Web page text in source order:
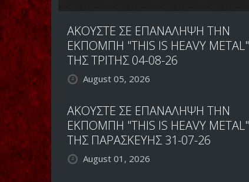
ΑΚΟΥΣΤΕ ΣΕ ΕΠΑΝΑΛΗΨΗ ΤΗΝ
ΕΚΠΟΜΠΗ "THIS IS HEAVY METAL"
ΤΗΣ ΤΡΙΤΗΣ 04-08-26
August 05, 2026
ΑΚΟΥΣΤΕ ΣΕ ΕΠΑΝΑΛΗΨΗ ΤΗΝ
ΕΚΠΟΜΠΗ "THIS IS HEAVY METAL"
ΤΗΣ ΠΑΡΑΣΚΕΥΗΣ 31-07-26
August 01, 2026